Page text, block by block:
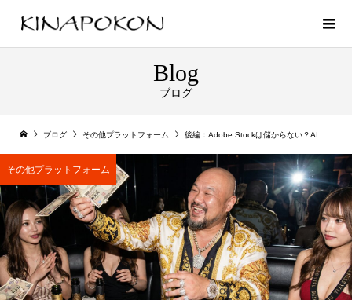
Blog
ブログ
ブログ その他プラットフォーム 後編：Adobe Stockは儲からない？AI勢の売れる素材の作り方
その他プラットフォーム